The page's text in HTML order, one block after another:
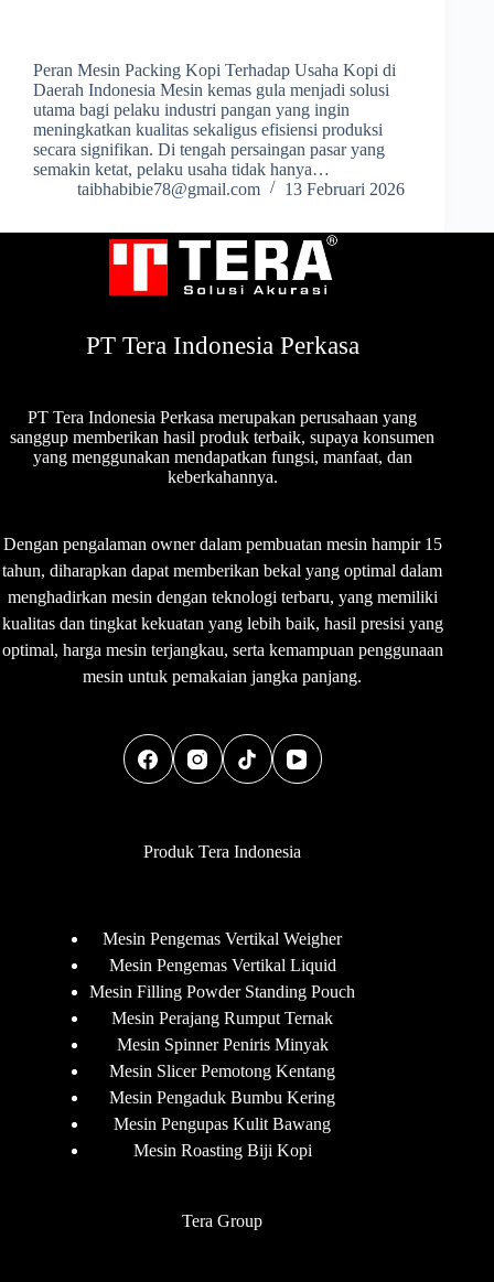
Peran Mesin Packing Kopi Terhadap Usaha Kopi di
Daerah Indonesia Mesin kemas gula menjadi solusi
utama bagi pelaku industri pangan yang ingin
meningkatkan kualitas sekaligus efisiensi produksi
secara signifikan. Di tengah persaingan pasar yang
semakin ketat, pelaku usaha tidak hanya…
taibhabibie78@gmail.com
13 Februari 2026
PT Tera Indonesia Perkasa
PT Tera Indonesia Perkasa merupakan perusahaan yang
sanggup memberikan hasil produk terbaik, supaya konsumen
yang menggunakan mendapatkan fungsi, manfaat, dan
keberkahannya.
Dengan pengalaman owner dalam pembuatan mesin hampir 15
tahun, diharapkan dapat memberikan bekal yang optimal dalam
menghadirkan mesin dengan teknologi terbaru, yang memiliki
kualitas dan tingkat kekuatan yang lebih baik, hasil presisi yang
optimal, harga mesin terjangkau, serta kemampuan penggunaan
mesin untuk pemakaian jangka panjang.
Produk Tera Indonesia
Mesin Pengemas Vertikal Weigher
Mesin Pengemas Vertikal Liquid
Mesin Filling Powder Standing Pouch
Mesin Perajang Rumput Ternak
Mesin Spinner Peniris Minyak
Mesin Slicer Pemotong Kentang
Mesin Pengaduk Bumbu Kering
Mesin Pengupas Kulit Bawang
Mesin Roasting Biji Kopi
Tera Group